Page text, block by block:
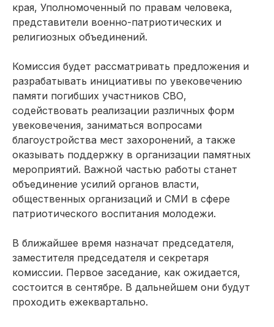
края, Уполномоченный по правам человека,
представители военно-патриотических и
религиозных объединений.
Комиссия будет рассматривать предложения и
разрабатывать инициативы по увековечению
памяти погибших участников СВО,
содействовать реализации различных форм
увековечения, заниматься вопросами
благоустройства мест захоронений, а также
оказывать поддержку в организации памятных
мероприятий. Важной частью работы станет
объединение усилий органов власти,
общественных организаций и СМИ в сфере
патриотического воспитания молодежи.
В ближайшее время назначат председателя,
заместителя председателя и секретаря
комиссии. Первое заседание, как ожидается,
состоится в сентябре. В дальнейшем они будут
проходить ежеквартально.